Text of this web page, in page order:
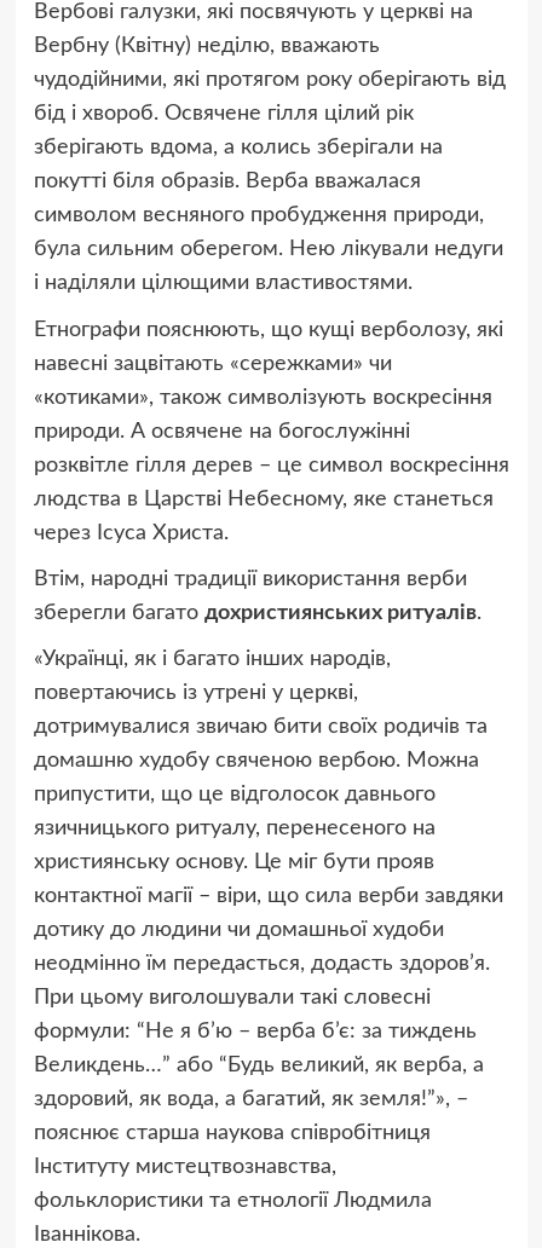
Вербові галузки, які посвячують у церкві на
Вербну (Квітну) неділю, вважають
чудодійними, які протягом року оберігають від
бід і хвороб. Освячене гілля цілий рік
зберігають вдома, а колись зберігали на
покутті біля образів. Верба вважалася
символом весняного пробудження природи,
була сильним оберегом. Нею лікували недуги
і наділяли цілющими властивостями.
Етнографи пояснюють, що кущі верболозу, які
навесні зацвітають «сережками» чи
«котиками», також символізують воскресіння
природи. А освячене на богослужінні
розквітле гілля дерев – це символ воскресіння
людства в Царстві Небесному, яке станеться
через Ісуса Христа.
Втім, народні традиції використання верби
зберегли багато дохристиянських ритуалів.
«Українці, як і багато інших народів,
повертаючись із утрені у церкві,
дотримувалися звичаю бити своїх родичів та
домашню худобу свяченою вербою. Можна
припустити, що це відголосок давнього
язичницького ритуалу, перенесеного на
християнську основу. Це міг бути прояв
контактної магії – віри, що сила верби завдяки
дотику до людини чи домашньої худоби
неодмінно їм передасться, додасть здоров’я.
При цьому виголошували такі словесні
формули: “Не я б’ю – верба б’є: за тиждень
Великдень…” або “Будь великий, як верба, а
здоровий, як вода, а багатий, як земля!”», –
пояснює старша наукова співробітниця
Інституту мистецтвознавства,
фольклористики та етнології Людмила
Іваннікова.